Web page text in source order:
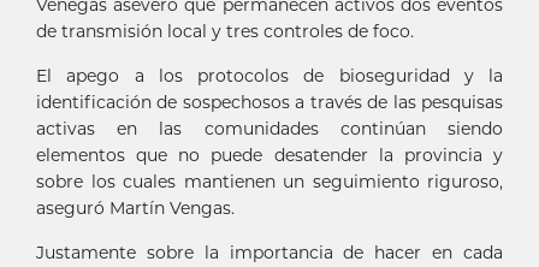
Venegas aseveró que permanecen activos dos eventos
de transmisión local y tres controles de foco.
El apego a los protocolos de bioseguridad y la
identificación de sospechosos a través de las pesquisas
activas en las comunidades continúan siendo
elementos que no puede desatender la provincia y
sobre los cuales mantienen un seguimiento riguroso,
aseguró Martín Vengas.
Justamente sobre la importancia de hacer en cada